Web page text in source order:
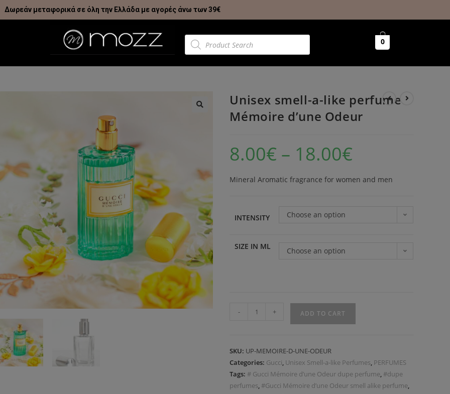
Δωρεάν μεταφορικά σε όλη την Ελλάδα με αγορές άνω των 39€
0
Unisex smell-a-like perfume
Mémoire d’une Odeur
8.00€ – 18.00€
Mineral Aromatic fragrance for women and men
INTENSITY Choose an option
SIZE IN ML Choose an option
- + ADD TO CART
SKU: UP-MEMOIRE-D-UNE-ODEUR
Categories: Gucci, Unisex Smell-a-like Perfumes, PERFUMES
Tags: # Gucci Mémoire d’une Odeur dupe perfume, #dupe
perfumes, #Gucci Mémoire d’une Odeur smell alike perfume,